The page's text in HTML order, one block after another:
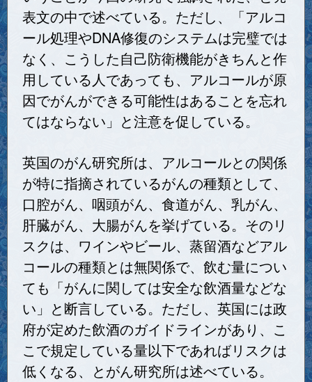
表文の中で述べている。ただし、「アルコ
ール処理やDNA修復のシステムは完璧では
なく、こうした自己防衛機能がきちんと作
用している人であっても、アルコールが原
因でがんができる可能性はあることを忘れ
てはならない」と注意を促している。
英国のがん研究所は、アルコールとの関係
が特に指摘されているがんの種類として、
口腔がん、咽頭がん、食道がん、乳がん、
肝臓がん、大腸がんを挙げている。そのリ
スクは、ワインやビール、蒸留酒などアル
コールの種類とは無関係で、飲む量につい
ても「がんに関しては安全な飲酒量などな
い」と断言している。ただし、英国には政
府が定めた飲酒のガイドラインがあり、こ
こで規定している量以下であればリスクは
低くなる、とがん研究所は述べている。